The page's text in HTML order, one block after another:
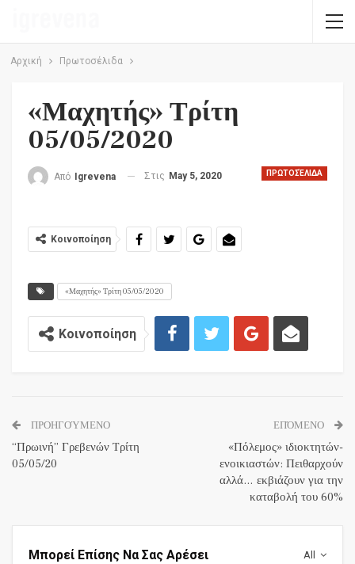
Αρχική Πρωτοσέλιδα
«Μαχητής» Τρίτη
05/05/2020
ΠΡΩΤΟΣΈΛΙΔΑ
Από Igrevena Στις May 5, 2020
Κοινοποίηση
«Μαχητής» Τρίτη 05/05/2020
Κοινοποίηση
ΠΡΟΗΓΟΎΜΕΝΟ
“Πρωινή” Γρεβενών Tρίτη
05/05/20
ΕΠΌΜΕΝΟ
«Πόλεμος» ιδιοκτητών-
ενοικιαστών: Πειθαρχούν
αλλά… εκβιάζουν για την
καταβολή του 60%
All
Μπορεί Επίσης Να Σας Αρέσει